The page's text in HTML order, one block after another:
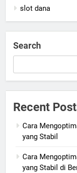
slot dana
Search
Recent
Cara
yang Stabil
Cara
yang Stabil di